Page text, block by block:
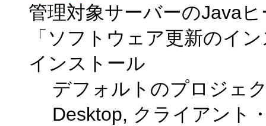
管理対象サーバーのJava
「ソフトウェア更新のイ
インストール
デフォルトのプロジェ
Desktop, クライアント